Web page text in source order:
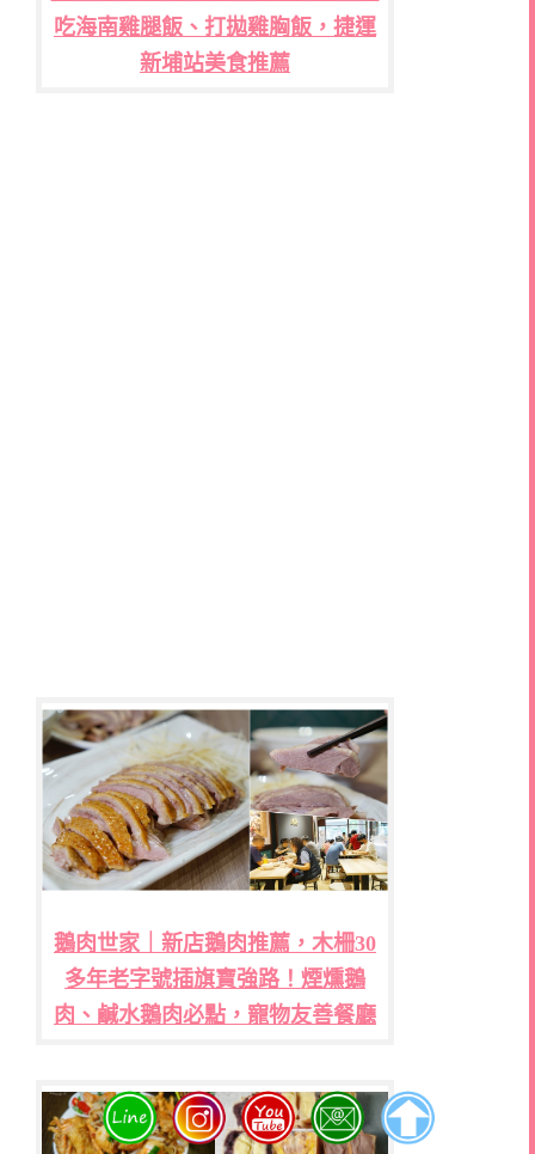
吃海南雞腿飯、打拋雞胸飯，捷運
新埔站美食推薦
鵝肉世家｜新店鵝肉推薦，木柵30
多年老字號插旗寶強路！煙燻鵝
肉、鹹水鵝肉必點，寵物友善餐廳